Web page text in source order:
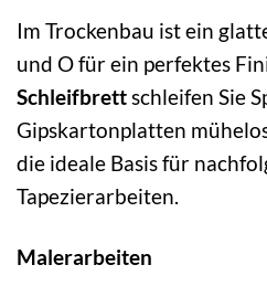
Im Trockenbau ist ein
und O für ein perfektes
Schleifbrett schleifen Sie
Gipskartonplatten
die ideale Basis für
Tapezierarbeiten.
Malerarbeiten